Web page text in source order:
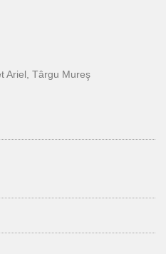
Ariel, Târgu Mureş